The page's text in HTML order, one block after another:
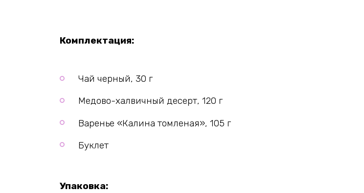
Комплектация:
Чай черный, 30 г
Медово-халвичный десерт, 120 г
Варенье «Калина томленая», 105 г
Буклет
Упаковка: